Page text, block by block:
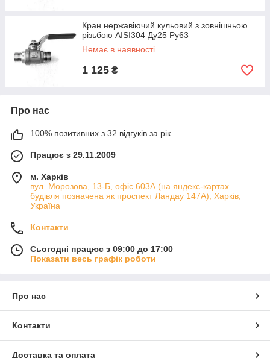
Кран нержавіючий кульовий з зовнішньою
різьбою AISI304 Ду25 Ру63
Немає в наявності
1 125 ₴
Про нас
100% позитивних з 32 відгуків за рік
Працює з 29.11.2009
м. Харків
вул. Морозова, 13-Б, офіс 603А (на яндекс-картах
будівля позначена як проспект Ландау 147А), Харків,
Україна
Контакти
Сьогодні працює з 09:00 до 17:00
Показати весь графік роботи
Про нас
Контакти
Доставка та оплата